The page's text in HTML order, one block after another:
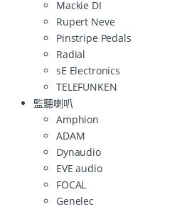
Mackie DI
Rupert Neve
Pinstripe Pedals
Radial
sE Electronics
TELEFUNKEN
監聽喇叭
Amphion
ADAM
Dynaudio
EVE audio
FOCAL
Genelec